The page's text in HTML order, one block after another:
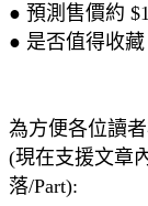
● 預測售價約
● 是否值得收藏
為方便各位讀
(現在支援文章
落/Part):